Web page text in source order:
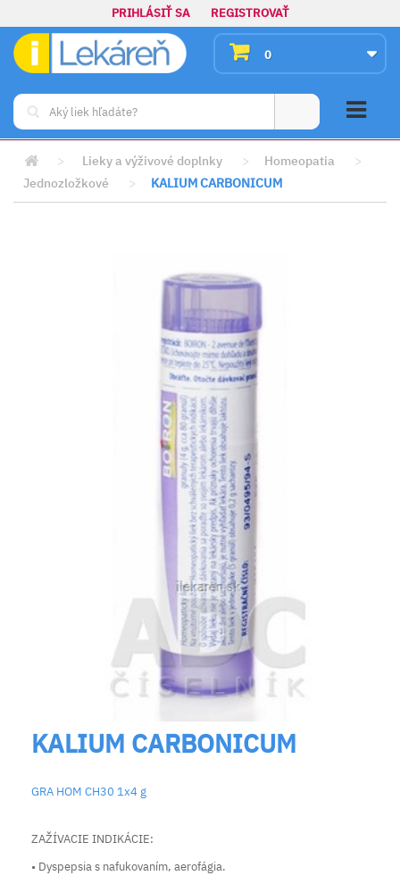
PRIHLÁSIŤ SA REGISTROVAŤ
0
> Lieky a výživové doplnky > Homeopatia
>
Jednozložkové
> KALIUM CARBONICUM
KALIUM CARBONICUM
GRA HOM CH30 1x4 g
ZAŽÍVACIE INDIKÁCIE:
• Dyspepsia s nafukovaním, aerofágia.